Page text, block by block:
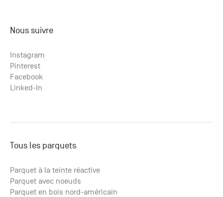
Nous suivre
Instagram
Pinterest
Facebook
Linked-In
Tous les parquets
Parquet à la teinte réactive
Parquet avec noeuds
Parquet en bois nord-américain